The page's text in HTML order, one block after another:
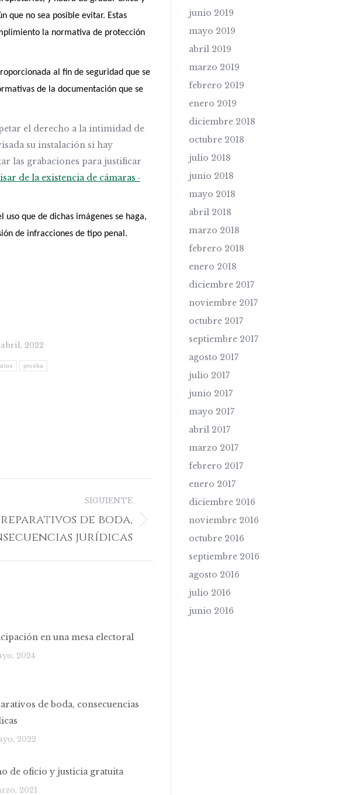
que no sea posible evitar. Estas
la normativa de protección
al fin de seguridad que se
de la documentación que se
el derecho a la intimidad de
su instalación si hay
las grabaciones para justificar
de la existencia de cámaras ·
que de dichas imágenes se haga,
de infracciones de tipo penal.
abril, 2022
prueba
SIGUIENTE
de boda,
jurídicas
en una mesa electoral
2024
de boda, consecuencias
2022
de oficio y justicia gratuita
2021
junio 2019
mayo 2019
abril 2019
marzo 2019
febrero 2019
enero 2019
diciembre 2018
octubre 2018
julio 2018
junio 2018
mayo 2018
abril 2018
marzo 2018
febrero 2018
enero 2018
diciembre 2017
noviembre 2017
octubre 2017
septiembre 2017
agosto 2017
julio 2017
junio 2017
mayo 2017
abril 2017
marzo 2017
febrero 2017
enero 2017
diciembre 2016
noviembre 2016
octubre 2016
septiembre 2016
agosto 2016
julio 2016
junio 2016